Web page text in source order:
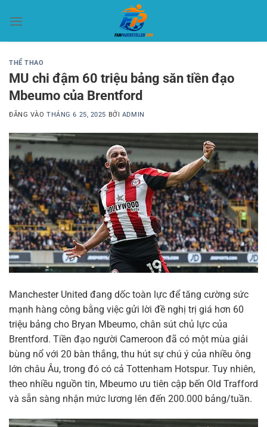
qua
THỂ THAO
MU chi đậm 60 triệu bảng săn tiền đạo
Mbeumo của Brentford
ĐĂNG VÀOTHÁNG 6 25, 2025 BỞI ADMIN
Manchester United đang dốc toàn lực để tăng cường sức
mạnh hàng công bằng việc gửi lời đề nghị trị giá hơn 60
triệu bảng cho Bryan Mbeumo, chân sút chủ lực của
Brentford. Tiền đạo người Cameroon đã có một mùa giải
bùng nổ với 20 bàn thắng, thu hút sự chú ý của nhiều ông
lớn châu Âu, trong đó có cả Tottenham Hotspur. Tuy nhiên,
theo nhiều nguồn tin, Mbeumo ưu tiên cập bến Old Trafford
và sẵn sàng nhận mức lương lên đến 200.000 bảng/tuần.